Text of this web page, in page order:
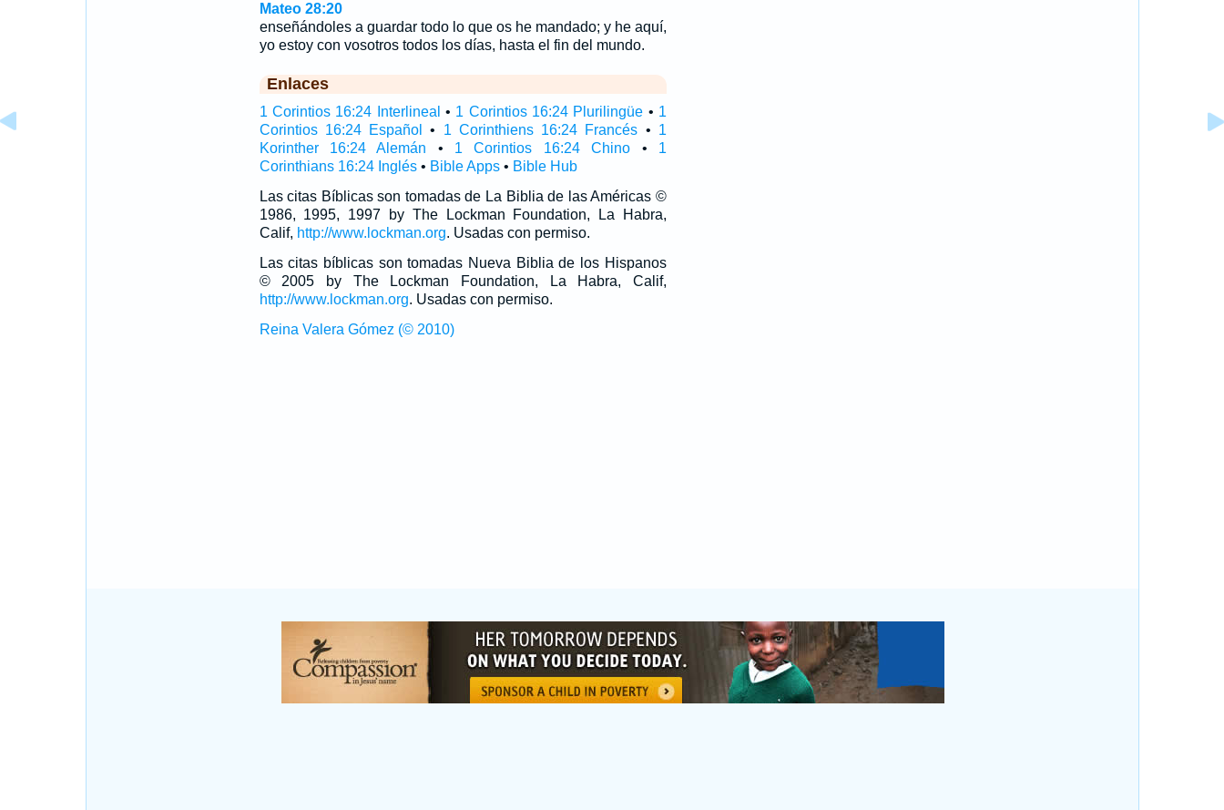
Mateo 28:20
enseñándoles a guardar todo lo que os he mandado; y he aquí,
yo estoy con vosotros todos los días, hasta el fin del mundo.
Enlaces
1 Corintios 16:24 Interlineal • 1 Corintios 16:24 Plurilingüe • 1
Corintios 16:24 Español
• 1 Corinthiens 16:24 Francés • 1
Korinther 16:24 Alemán • 1 Corintios 16:24 Chino • 1
Corinthians 16:24 Inglés• Bible Apps• Bible Hub
Las citas Bíblicas son tomadas de La Biblia de las Américas ©
1986, 1995, 1997 by The Lockman Foundation, La Habra,
Calif, http://www.lockman.org. Usadas con permiso.
Las citas bíblicas son tomadas Nueva Biblia de los Hispanos
© 2005 by The Lockman Foundation, La Habra, Calif,
http://www.lockman.org. Usadas con permiso.
Reina Valera Gómez (© 2010)